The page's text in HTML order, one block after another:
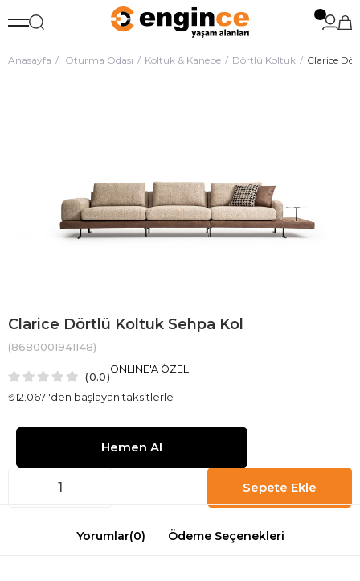
Anasayfa Oturma Odası Koltuk & Kanepe Dörtlü Koltuk Clarice
Clarice Dörtlü Koltuk Sehpa Kol
(8680001941148)
0.0
₺12.067 'den başlayan taksitlerle
ONLINE'A ÖZEL
Yorumlar(0) Ödeme Seçenekleri